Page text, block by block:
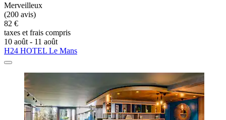
Merveilleux
(200 avis)
82 €
taxes et frais compris
10 août - 11 août
H24 HOTEL Le Mans